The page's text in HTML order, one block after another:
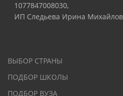
1077847008030,
ИП Следьева Ирина
ВЫБОР СТРАНЫ
ПОДБОР ШКОЛЫ
ПОДБОР ВУЗА